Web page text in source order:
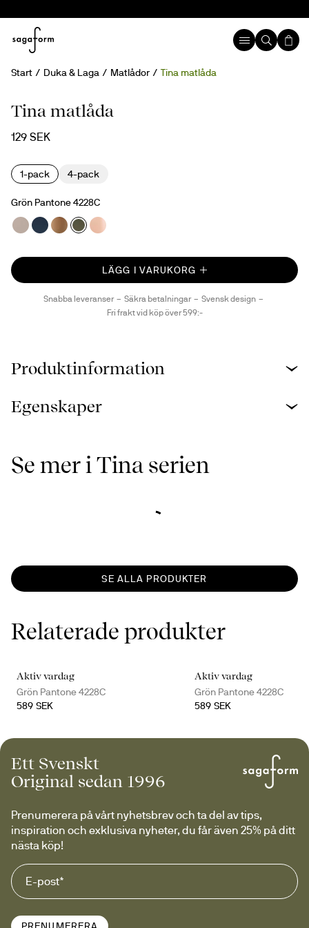
Start Duka & Laga Matlådor Tina matlåda
Nyhet
Tina matlåda
129 SEK
1-pack 4-pack
Grön Pantone 4228C
LÄGG I VARUKORG
Snabba leveranser Säkra betalningar
Svensk design
Fri frakt vid köp över 599:-
Produktinformation
Egenskaper
Se mer i Tina serien
SE ALLA PRODUKTER
Relaterade produkter
Aktiv vardag
Grön Pantone 4228C
589 SEK
Aktiv vardag
Grön Pantone 4228C
589 SEK
Ett Svenskt
Original sedan 1996
Prenumerera på vårt nyhetsbrev och ta del av tips,
inspiration och exklusiva nyheter, du får även 25% på ditt
nästa köp!